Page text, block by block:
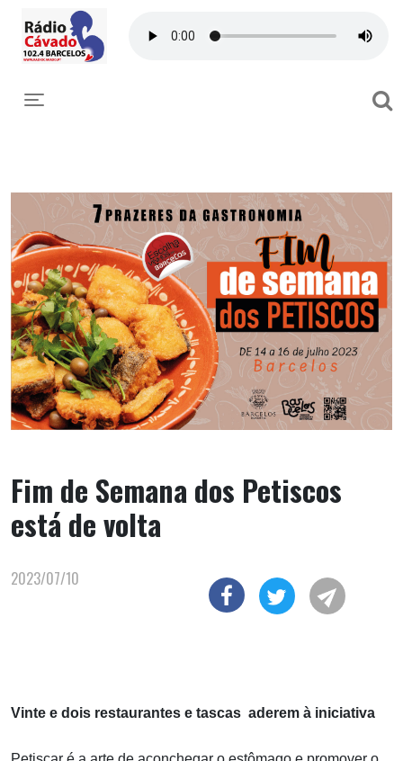
Toggle navigation
Fim de Semana dos Petiscos
está de volta
2023/07/10
Vinte e dois restaurantes e tascas aderem à iniciativa